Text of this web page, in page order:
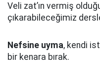
Veli zat’ın vermiş
çıkarabileceğimiz
Nefsine uyma, kendi
bir kenara bırak.